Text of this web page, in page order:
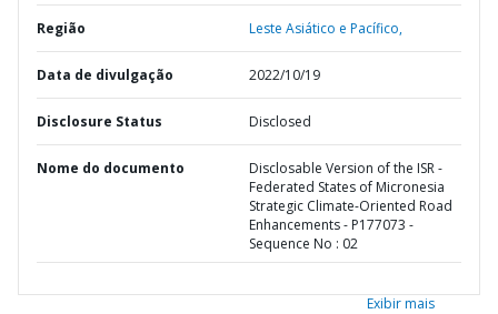
Região Leste Asiático e Pacífico,
Data de divulgação 2022/10/19
Disclosure Status Disclosed
Nome do documento
Disclosable Version of the ISR -
Federated States of Micronesia
Strategic Climate-Oriented Road
Enhancements - P177073 -
Sequence No : 02
Exibir mais